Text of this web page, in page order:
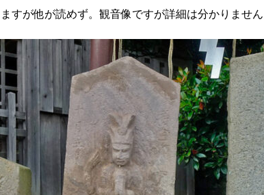
すが他が読めず。観音像ですが詳細は分かりません